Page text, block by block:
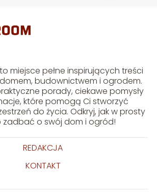
miejsce pełne inspirujących treści
budownictwem i ogrodem.
porady, ciekawe pomysły
które pomogą Ci stworzyć
do życia. Odkryj, jak w prosty
zadbać o swój dom i ogród!
REDAKCJA
KONTAKT